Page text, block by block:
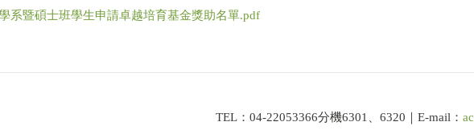
系暨碩士班學生申請卓越培育基金獎助名單.pdf
TEL：04-22053366分機6301、6320｜E-mail：